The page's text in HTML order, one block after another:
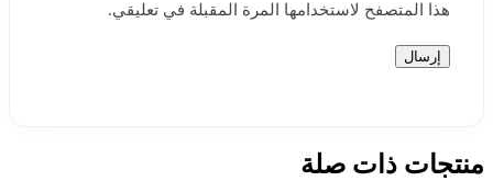
هذا المتصفح لاستخدامها المرة المقبلة في تعليقي.
منتجات ذات صلة